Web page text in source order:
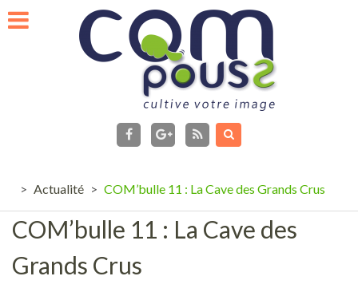
Skip
to
facebook
Flux
> Actualité > COM’bulle 11 : La Cave des Grands Crus
COM’bulle 11 : La Cave des
Grands Crus